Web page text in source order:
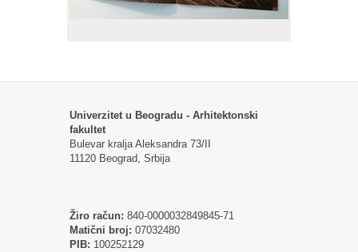
Univerzitet u Beogradu - Arhitektonski
fakultet
Bulevar kralja Aleksandra 73/II
11120 Beograd, Srbija
Žiro račun: 840-0000032849845-71
Matični broj: 07032480
PIB: 100252129